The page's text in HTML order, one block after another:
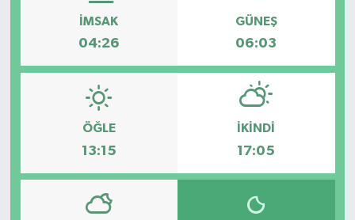
İMSAK
04:26
GÜNEŞ
06:03
ÖĞLE
13:15
İKINDI
17:05